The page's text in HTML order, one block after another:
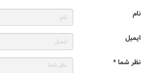
نام
ایمیل
نظر شما *